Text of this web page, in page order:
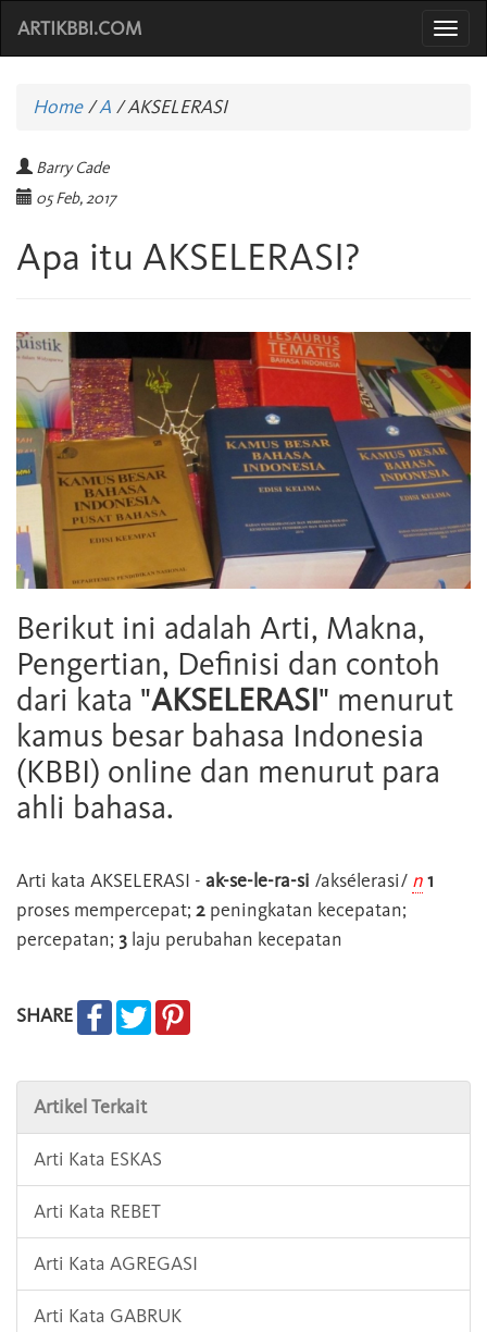
ARTIKBBI.COM
Home/A /AKSELERASI
Barry Cade
05 Feb, 2017
Apa itu AKSELERASI?
Berikut ini adalah Arti, Makna,
Pengertian, Definisi dan contoh
dari kata "AKSELERASI" menurut
kamus besar bahasa Indonesia
(KBBI) online dan menurut para
ahli bahasa.
Arti kata AKSELERASI - ak-se-le-ra-si /aksélerasi/ n1
proses mempercepat; 2 peningkatan kecepatan;
percepatan; 3 laju perubahan kecepatan
SHARE
Artikel Terkait
Arti Kata ESKAS
Arti Kata REBET
Arti Kata AGREGASI
Arti Kata GABRUK